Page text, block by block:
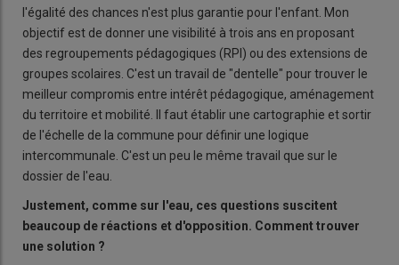
l'égalité des chances n'est plus garantie pour l'enfant. Mon
objectif est de donner une visibilité à trois ans en proposant
des regroupements pédagogiques (RPI) ou des extensions de
groupes scolaires. C'est un travail de "dentelle" pour trouver le
meilleur compromis entre intérêt pédagogique, aménagement
du territoire et mobilité. Il faut établir une cartographie et sortir
de l'échelle de la commune pour définir une logique
intercommunale. C'est un peu le même travail que sur le
dossier de l'eau.
Justement, comme sur l'eau, ces questions suscitent
beaucoup de réactions et d'opposition. Comment trouver
une solution ?